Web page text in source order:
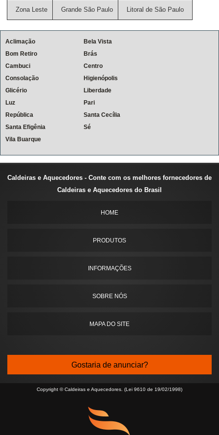
Zona Leste Grande São Paulo Litoral de São Paulo
Aclimação
Bela Vista
Bom Retiro
Brás
Cambuci
Centro
Consolação
Higienópolis
Glicério
Liberdade
Luz
Pari
República
Santa Cecília
Santa Efigênia
Sé
Vila Buarque
Caldeiras e Aquecedores - Conte com os melhores fornecedores de
Caldeiras e Aquecedores do Brasil
HOME
PRODUTOS
INFORMAÇÕES
SOBRE NÓS
MAPA DO SITE
Gostaria de anunciar?
Copyright © Caldeiras e Aquecedores. (Lei 9610 de 19/02/1998)